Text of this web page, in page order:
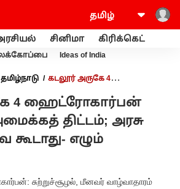
சினிமா கிரிக்கெட்
Ideas of India
தமிழ்நாடு
கடலூர் அருகே 4
எழும் கோரிக்கை!
4 ஹைட்ரோகார்பன்
திட்டம்; அரசு
கூடாது- எழும்
சுற்றுச்சூழல், மீனவர் வாழ்வாதாரம்